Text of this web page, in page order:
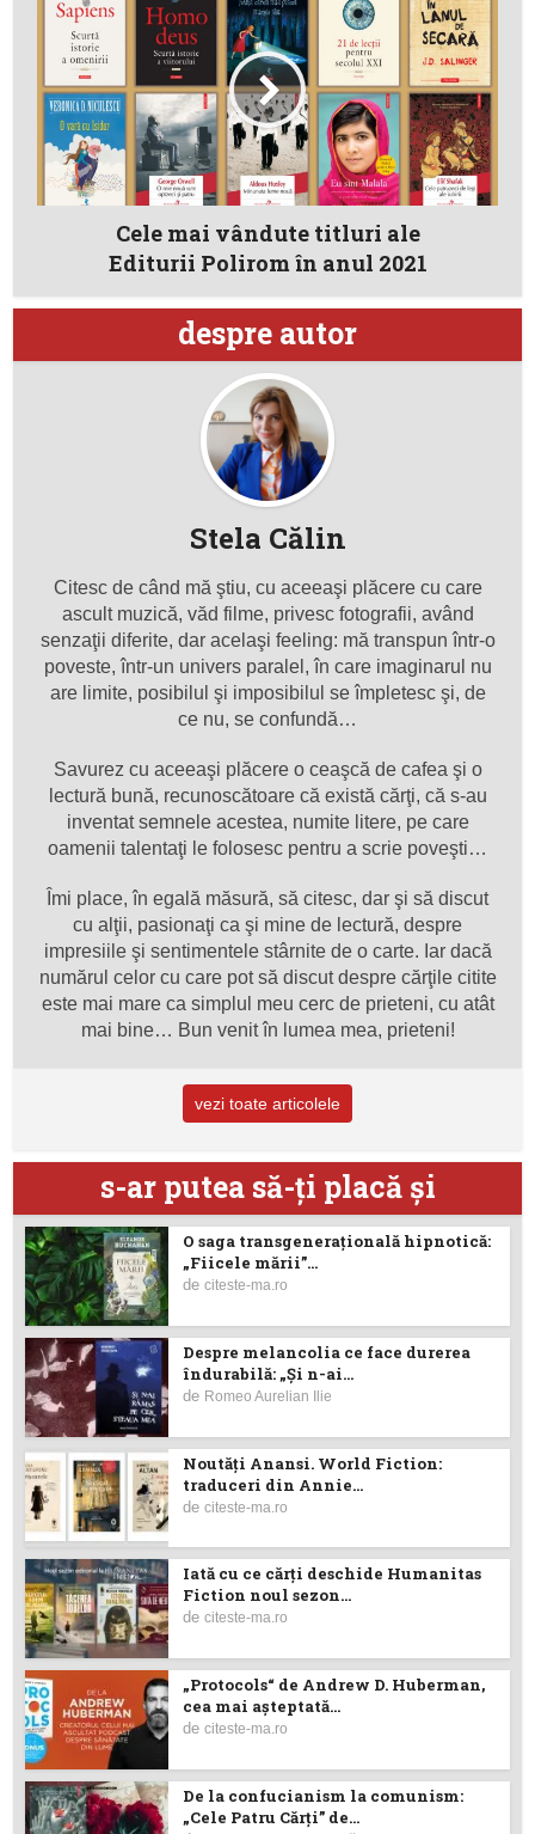
Cele mai vândute titluri ale
Editurii Polirom în anul 2021
despre autor
Stela Călin
Citesc de când mă ştiu, cu aceeaşi plăcere cu care
ascult muzică, văd filme, privesc fotografii, având
senzaţii diferite, dar acelaşi feeling: mă transpun într-o
poveste, într-un univers paralel, în care imaginarul nu
are limite, posibilul şi imposibilul se împletesc şi, de
ce nu, se confundă…
Savurez cu aceeaşi plăcere o ceaşcă de cafea şi o
lectură bună, recunoscătoare că există cărţi, că s-au
inventat semnele acestea, numite litere, pe care
oamenii talentaţi le folosesc pentru a scrie poveşti…
Îmi place, în egală măsură, să citesc, dar şi să discut
cu alţii, pasionaţi ca şi mine de lectură, despre
impresiile şi sentimentele stârnite de o carte. Iar dacă
numărul celor cu care pot să discut despre cărţile citite
este mai mare ca simplul meu cerc de prieteni, cu atât
mai bine… Bun venit în lumea mea, prieteni!
vezi toate articolele
s-ar putea să-ţi placă şi
O saga transgenerațională hipnotică:
„Fiicele mării”...
deciteste-ma.ro
Despre melancolia ce face durerea
îndurabilă: „Și n-ai...
de Romeo Aurelian Ilie
Noutăţi Anansi. World Fiction:
traduceri din Annie...
deciteste-ma.ro
Iată cu ce cărţi deschide Humanitas
Fiction noul sezon...
deciteste-ma.ro
„Protocols“ de Andrew D. Huberman,
cea mai așteptată...
deciteste-ma.ro
De la confucianism la comunism:
„Cele Patru Cărți” de...